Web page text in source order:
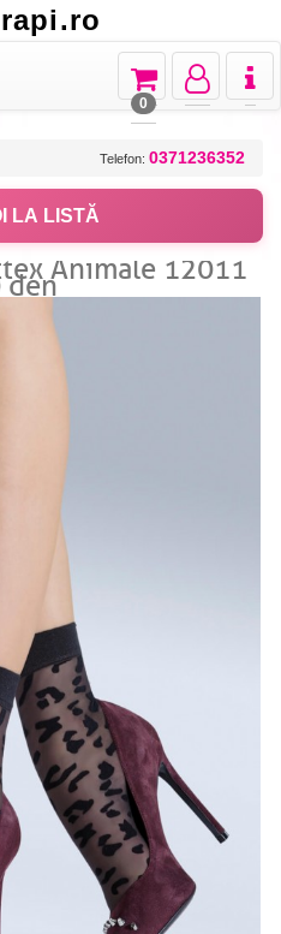
Toggle
Toggle
navigation
Toggle
navigation
0
Telefon: 0371236352
LA LISTĂ
Animale 12011
den